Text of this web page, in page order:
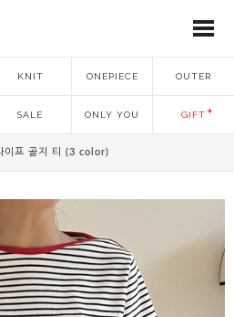
KNIT ONEPIECE OUTER
SALE ONLY YOU GIFT
이프 골지 티 (3 color)